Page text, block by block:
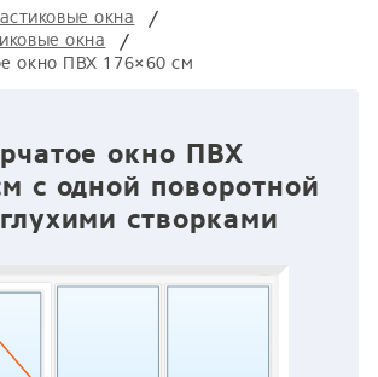
окна
окна
окно ПВХ 176×60 см
окно ПВХ
с одной поворотной
створками